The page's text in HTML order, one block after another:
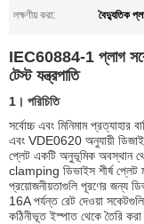
লক্ষণীয় করা:
বৈদ্যুতিক
IEC60884-1 প্লাগ
টেস্ট যন্ত্রপাতি
1। পরিচিতি
সর্বোচ্চ এবং মিনিমাম
এবং VDE0620 অনুযায়ী
প্লেট একটি অনুভূমিক অবস্থান
clamping ডিভাইস শীর্ষ প্লেট
প্রয়োজনীয়তাগুলি পূরণের জন্য
16A পর্যন্ত রেট দেওয়া
কঠিনীভূত ইস্পাত থেকে তৈরি